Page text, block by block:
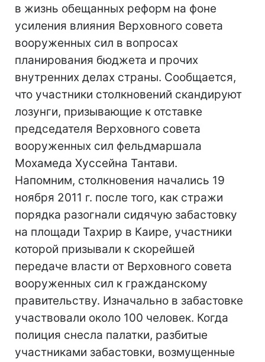
в жизнь обещанных реформ на фоне
усиления влияния Верховного совета
вооруженных сил в вопросах
планирования бюджета и прочих
внутренних делах страны. Сообщается,
что участники столкновений скандируют
лозунги, призывающие к отставке
председателя Верховного совета
вооруженных сил фельдмаршала
Мохамеда Хуссейна Тантави.
Напомним, столкновения начались 19
ноября 2011 г. после того, как стражи
порядка разогнали сидячую забастовку
на площади Тахрир в Каире, участники
которой призывали к скорейшей
передаче власти от Верховного совета
вооруженных сил к гражданскому
правительству. Изначально в забастовке
участвовали около 100 человек. Когда
полиция снесла палатки, разбитые
участниками забастовки, возмущенные